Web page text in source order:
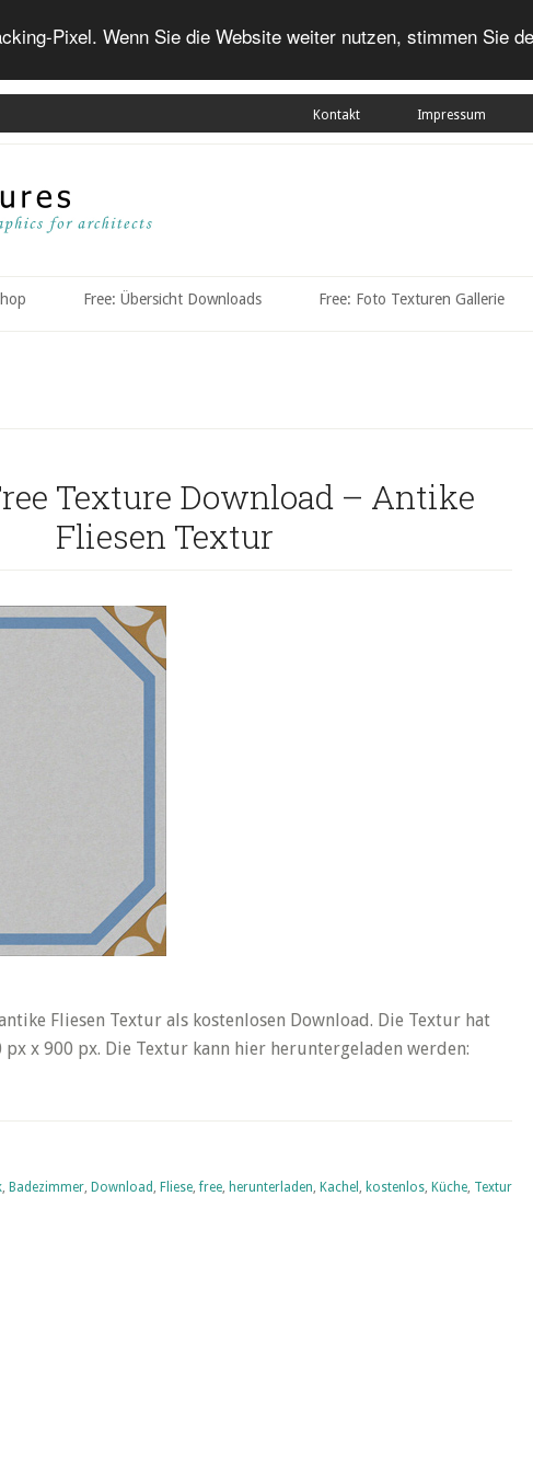
Pixel. Wenn Sie die Website weiter nutzen, stimmen Sie
Kontakt Impressum
Free: Übersicht Downloads Free: Foto Texturen Gallerie
Texture Download – Antike
Fliesen Textur
Fliesen Textur als kostenlosen Download. Die Textur hat
x 900 px. Die Textur kann hier heruntergeladen werden:
, Badezimmer, Download , Fliese,free, herunterladen, Kachel , kostenlos, Küche, Textur